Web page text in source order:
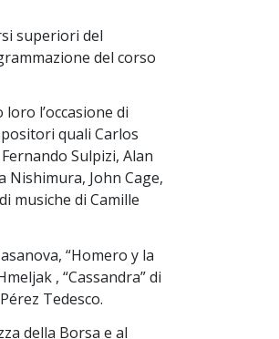
superiori del
del corso
l’occasione di
quali Carlos
Sulpizi, Alan
Nishimura, John Cage,
musiche di Camille
“Homero y la
, “Cassandra” di
Tedesco.
della Borsa e al